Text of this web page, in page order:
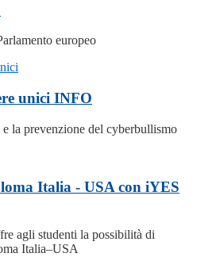
europeo
unici INFO
la prevenzione del cyberbullismo
Italia - USA con iYES
agli studenti la possibilità di
Italia–USA